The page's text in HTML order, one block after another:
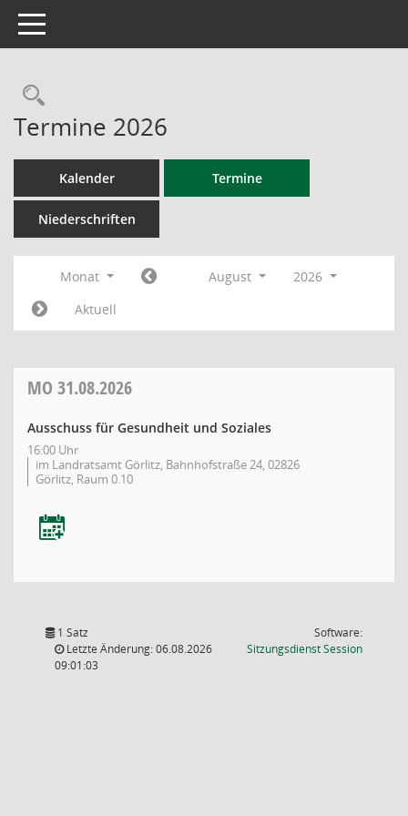
Toggle navigation
Rechercheauswahl
Termine 2026
Kalender Termine
Niederschriften
Monat August
2026
Aktuell
MO 31.08.2026
Ausschuss für Gesundheit und Soziales
16:00 Uhr
im Landratsamt Görlitz, Bahnhofstraße 24, 02826
Görlitz, Raum 0.10
1 Satz
Letzte Änderung: 06.08.2026
09:01:03
Software:
SitzungsdienstSession(Wird in